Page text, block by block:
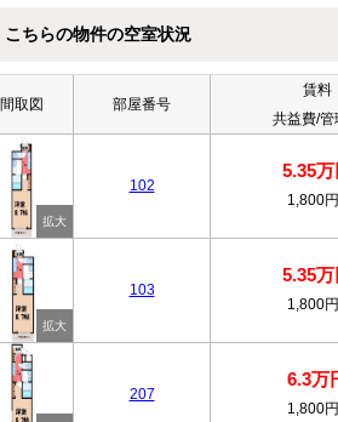
こちらの物件の空室状況
間取図 部屋番号
賃料
共益費/管
102
5.35万
1,800円
103
5.35万
1,800円
207
6.3万
1,800円